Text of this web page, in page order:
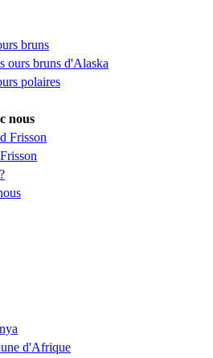
bruns
ours bruns d'Alaska
polaires
nous
Frisson
d'Afrique